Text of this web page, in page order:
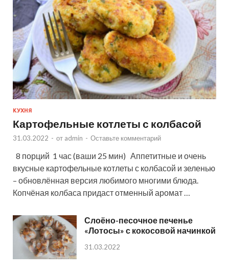
КУХНЯ
Картофельные котлеты с колбасой
31.03.2022 - от admin - Оставьте комментарий
8 порций 1 час (ваши 25 мин) Аппетитные и очень
вкусные картофельные котлеты с колбасой и зеленью
– обновлённая версия любимого многими блюда.
Копчёная колбаса придаст отменный аромат …
Слоёно-песочное печенье
«Лотосы» с кокосовой начинкой
31.03.2022